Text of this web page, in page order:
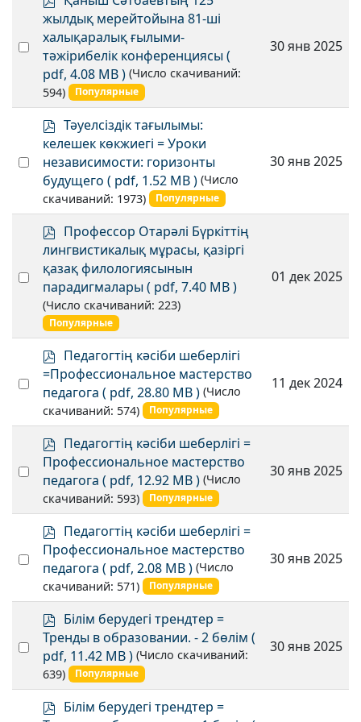
- 2024
Select
item
d
f
жылдық мерейтойына 81-ші
халықаралық ғылыми-
тәжірибелік конференциясы (
pdf, 4.08 MB ) (Число скачиваний:
594)
Популярные
30 янв 2025
Select
item
p
d
f
Тәуелсіздік тағылымы:
келешек көкжиегі = Уроки
независимости: горизонты
будущего ( pdf, 1.52 MB ) (Число
скачиваний: 1973)
Популярные
30 янв 2025
Select
item
p
d
f
Профессор Отарәлі Бүркіттің
лингвистикалық мұрасы, қазіргі
қазақ филологиясынын
парадигмалары ( pdf, 7.40 MB )
(Число скачиваний: 223)
Популярные
01 дек 2025
Select
item
p
d
f
Педагогтің кәсіби шеберлігі
=Профессиональное мастерство
педагога ( pdf, 28.80 MB ) (Число
скачиваний: 574)
Популярные
11 дек 2024
Select
item
p
d
f
Педагогтің кәсіби шеберлігі =
Профессиональное мастерство
педагога ( pdf, 12.92 MB ) (Число
скачиваний: 593)
Популярные
30 янв 2025
Select
item
p
d
f
Педагогтің кәсіби шеберлігі =
Профессиональное мастерство
педагога ( pdf, 2.08 MB ) (Число
скачиваний: 571)
Популярные
30 янв 2025
Select
item
p
d
f
Білім берудегі трендтер =
Тренды в образовании. - 2 бөлім (
pdf, 11.42 MB ) (Число скачиваний:
639)
Популярные
30 янв 2025
pБілім берудегі трендтер =